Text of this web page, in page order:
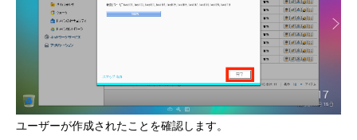
ユーザーが作成されたことを確認します。